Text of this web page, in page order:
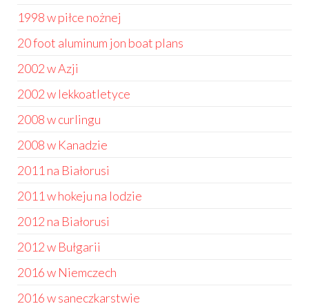
1998 w piłce nożnej
20 foot aluminum jon boat plans
2002 w Azji
2002 w lekkoatletyce
2008 w curlingu
2008 w Kanadzie
2011 na Białorusi
2011 w hokeju na lodzie
2012 na Białorusi
2012 w Bułgarii
2016 w Niemczech
2016 w saneczkarstwie